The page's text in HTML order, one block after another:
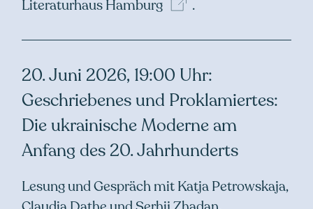
Literaturhaus Hamburg .
20. Juni 2026, 19:00 Uhr:
Geschriebenes und Proklamiertes:
Die ukrainische Moderne am
Anfang des 20. Jahrhunderts
Lesung und Gespräch mit Katja Petrowskaja,